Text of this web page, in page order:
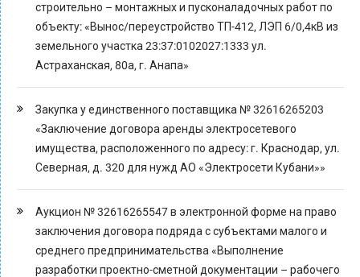
строительно – монтажных и пусконаладочных работ по
объекту: «Вынос/переустройство ТП-412, ЛЭП 6/0,4кВ из
земельного участка 23:37:0102027:1333 ул.
Астраханская, 80а, г. Анапа»
Закупка у единственного поставщика № 32616265203
«Заключение договора аренды электросетевого
имущества, расположенного по адресу: г. Краснодар, ул.
Северная, д. 320 для нужд АО «Электросети Кубани»»
Аукцион № 32616265547 в электронной форме на право
заключения договора подряда с субъектами малого и
среднего предпринимательства «Выполнение
разработки проектно-сметной документации – рабочего